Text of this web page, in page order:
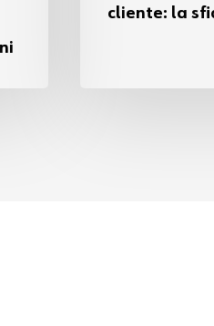
cliente: la